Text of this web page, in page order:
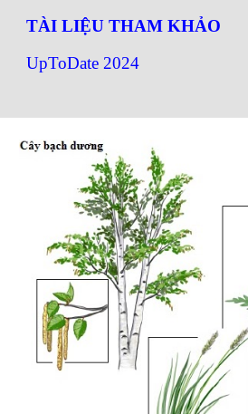
TÀI LIỆU THAM KHẢO
UpToDate 2024